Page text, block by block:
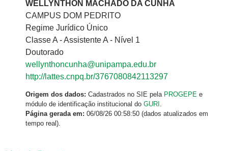
WELLYNTHON MACHADO DA CUNHA
CAMPUS DOM PEDRITO
Regime Jurídico Único
Classe A - Assistente A - Nível 1
Doutorado
wellynthoncunha@unipampa.edu.br
http://lattes.cnpq.br/3767080842113297
Origem dos dados: Cadastrados no SIE pela PROGEPE e
módulo de identificação institucional do GURI .
Página gerada em: 06/08/26 00:58:50 (dados atualizados em
tempo real).